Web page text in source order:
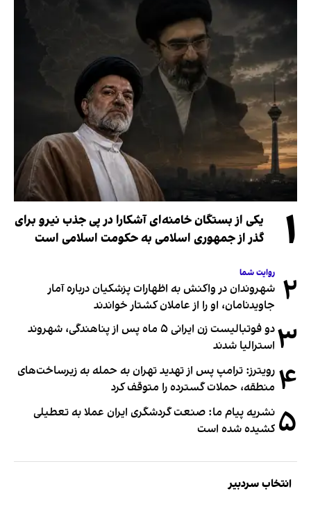
۱
یکی از بستگان خامنه‌ای آشکارا در پی جذب نیرو برای
گذر از جمهوری اسلامی به حکومت اسلامی است
۲ روایت شما
شهروندان در واکنش به اظهارات پزشکیان درباره آمار
جاویدنامان، او را از عاملان کشتار خواندند
۳
دو فوتبالیست زن ایرانی ۵ ماه پس از پناهندگی، شهروند
استرالیا شدند
۴ رویترز: ترامپ پس از تهدید تهران به حمله به زیرساخت‌های
منطقه، حملات گسترده را متوقف کرد
۵ نشریه پیام ما: صنعت گردشگری ایران عملا به تعطیلی
کشیده شده است
انتخاب سردبیر